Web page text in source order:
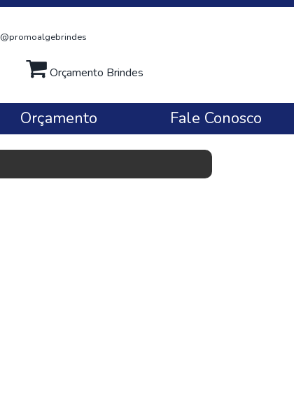
@promoalgebrindes
Orçamento Brindes
Orçamento Fale Conosco